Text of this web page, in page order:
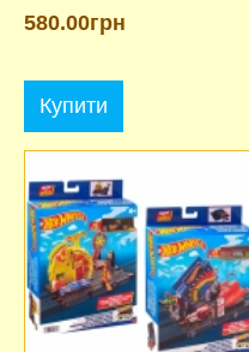
580.00грн
Купити